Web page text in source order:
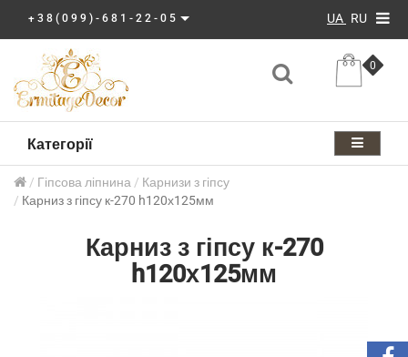
+38(099)-681-22-05 UA RU
0
Категорії
Гіпсова ліпнина
Карнизи з гіпсу
Карниз з гіпсу к-270 h120х125мм
Карниз з гіпсу к-270
h120х125мм